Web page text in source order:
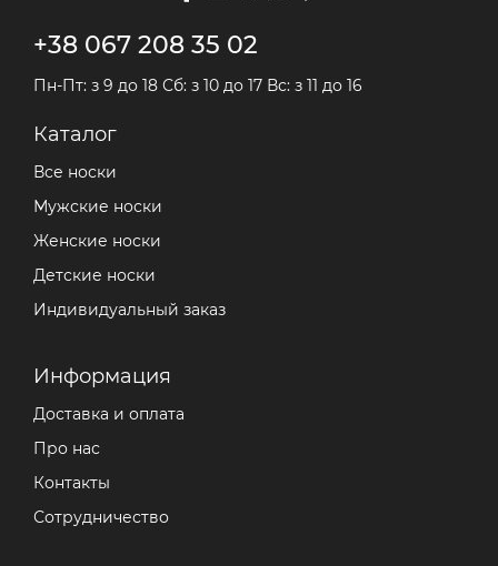
+38 067 208 35 02
Пн-Пт: з 9 до 18 Сб: з 10 до 17 Вс: з 11 до 16
Каталог
Все носки
Мужские носки
Женские носки
Детские носки
Индивидуальный заказ
Информация
Доставка и оплата
Про нас
Контакты
Сотрудничество